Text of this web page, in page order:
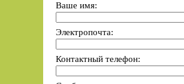
Ваше имя:
Электропочта:
Контактный телефон: